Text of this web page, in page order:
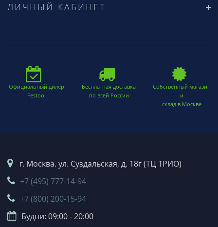
ЛИЧНЫЙ КАБИНЕТ
Официальный дилер
Festool
Бесплатная доставка
по всей России
Собственный магазин
и
склад в Москве
г. Москва. ул. Суздальская, д. 18г (ТЦ ТРИО)
+7 (495) 777-14-94
+7 (800) 200-15-94
Будни: 09:00 - 20:00